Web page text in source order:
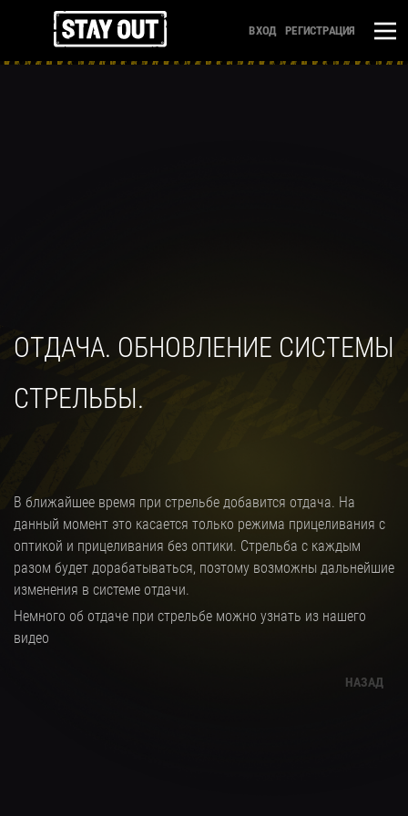
ВХОД РЕГИСТРАЦИЯ
ОТДАЧА. ОБНОВЛЕНИЕ СИСТЕМЫ
СТРЕЛЬБЫ.
В ближайшее время при стрельбе добавится отдача. На
данный момент это касается только режима прицеливания с
оптикой и прицеливания без оптики. Стрельба с каждым
разом будет дорабатываться, поэтому возможны дальнейшие
изменения в системе отдачи.
Немного об отдаче при стрельбе можно узнать из нашего
видео
НАЗАД